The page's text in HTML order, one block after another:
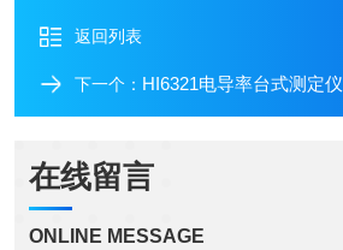
返回列表
下一个： HI6321电导率台式测定仪
在线留言
ONLINE MESSAGE